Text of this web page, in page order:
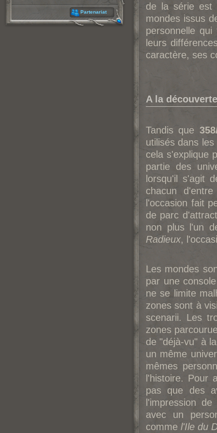
Partenariat
de la série est
mondes issus
personnelle
leurs
caractère, ses
A la
Tandis que
utilisés dans
cela s'explique
partie des
lorsqu'il s'agit
chacun
l'occasion fait
de parc
non plus l'un
Radieux,
Les mondes
par une
ne se limite
zones sont à
scenarii. Les
zones
de "déjà-vu" à
un même
mêmes
l'histoire. Pour
pas que des
l'impression
avec un
comme l'Ile du